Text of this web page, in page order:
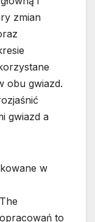
zmian
obu gwiazd.
gwiazd a
w
to